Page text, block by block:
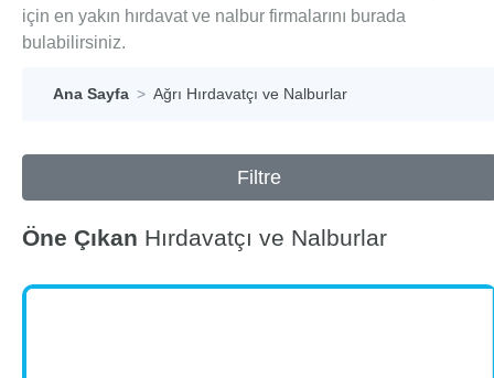
için en yakın hırdavat ve nalbur firmalarını burada
bulabilirsiniz.
Ana Sayfa Ağrı Hırdavatçı ve Nalburlar
Filtre
Öne Çıkan Hırdavatçı ve Nalburlar